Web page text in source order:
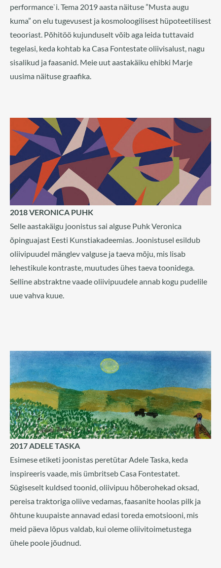
performance`i. Tema 2019 aasta näituse ”Musta augu
kuma” on elu tugevusest ja kosmoloogilisest hüpoteetilisest
teooriast. Põhitöö kujunduselt võib aga leida tuttavaid
tegelasi, keda kohtab ka Casa Fontestate oliivisalust, nagu
sisalikud ja faasanid. Meie uut aastakäiku ehibki Marje
uusima näituse graafika.
2018 VERONICA PUHK
Selle aastakäigu joonistus sai alguse Puhk Veronica
õpinguajast Eesti Kunstiakadeemias. Joonistusel esildub
oliivipuudel mänglev valguse ja taeva mõju, mis lisab
lehestikule kontraste, muutudes ühes taeva toonidega.
Selline abstraktne vaade oliivipuudele annab kogu pudelile
uue vahva kuue.
2017 ADELE TASKA
Esimese etiketi joonistas peretütar Adele Taska, keda
inspireeris vaade, mis ümbritseb Casa Fontestatet.
Sügiseselt kuldsed toonid, oliivipuu hõberohekad oksad,
pereisa traktoriga oliive vedamas, faasanite hoolas pilk ja
õhtune kuupaiste annavad edasi toreda emotsiooni, mis
meid päeva lõpus valdab, kui oleme oliivitoimetustega
ühele poole jõudnud.